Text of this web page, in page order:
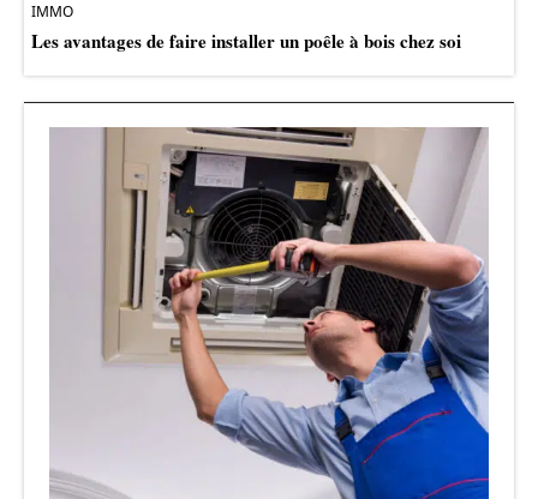
IMMO
Les avantages de faire installer un poêle à bois chez soi